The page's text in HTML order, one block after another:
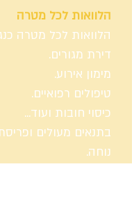
הלוואות לכל מטרה
הלוואות לכל מטרה
דירת מגורים.
מימון אירוע.
טיפולים רפואיים.
כיסוי חובות ועוד...
בתנאים מעולים
נוחה.